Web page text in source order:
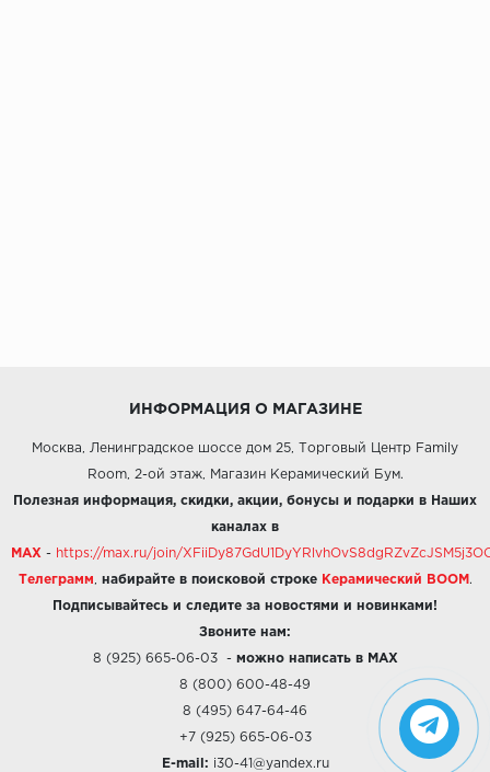
ИНФОРМАЦИЯ О МАГАЗИНЕ
Москва, Ленинградское шоссе дом 25, Торговый Центр Family
Room, 2-ой этаж, Магазин Керамический Бум.
Полезная информация, скидки, акции, бонусы и подарки в Наших
каналах в
MAX - https://max.ru/join/
Телеграмм набирайте в поисковой строке Керамический BOOM .
Подписывайтесь и следите за новостями и новинками!
Звоните нам:
8 (925) 665-06-03- можно написать в MAX
8 (800) 600-48-49
8 (495) 647-64-46
+7 (925) 665-06-03
E-mail: i30-41@yandex.ru